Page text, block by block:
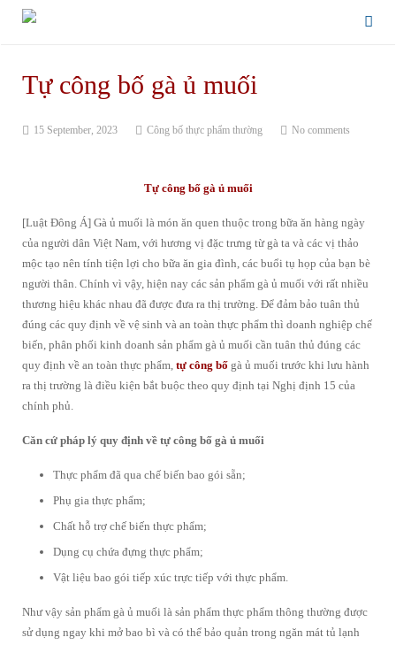
Tự công bố gà ủ muối
15 September, 2023 Công bố thực phẩm thường No comments
Tự công bố gà ủ muối
[Luật Đông Á] Gà ủ muối là món ăn quen thuộc trong bữa ăn hàng ngày
của người dân Việt Nam, với hương vị đặc trưng từ gà ta và các vị thảo
mộc tạo nên tính tiện lợi cho bữa ăn gia đình, các buổi tụ họp của bạn bè
người thân. Chính vì vậy, hiện nay các sản phẩm gà ủ muối với rất nhiều
thương hiệu khác nhau đã được đưa ra thị trường. Để đảm bảo tuân thủ
đúng các quy định về vệ sinh và an toàn thực phẩm thì doanh nghiệp chế
biến, phân phối kinh doanh sản phẩm gà ủ muối cần tuân thủ đúng các
quy định về an toàn thực phẩm, tự công bố gà ủ muối trước khi lưu hành
ra thị trường là điều kiện bắt buộc theo quy định tại Nghị định 15 của
chính phủ.
Căn cứ pháp lý quy định về tự công bố gà ủ muối
Thực phẩm đã qua chế biến bao gói sẵn;
Phụ gia thực phẩm;
Chất hỗ trợ chế biến thực phẩm;
Dụng cụ chứa đựng thực phẩm;
Vật liệu bao gói tiếp xúc trực tiếp với thực phẩm.
Như vậy sản phẩm gà ủ muối là sản phẩm thực phẩm thông thường được
sử dụng ngay khi mở bao bì và có thể bảo quản trong ngăn mát tủ lạnh